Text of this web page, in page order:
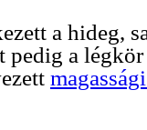
a hideg,
pedig a